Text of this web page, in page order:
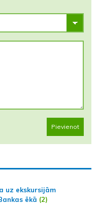
Pievienot
uz ekskursijām
ēkā (2)